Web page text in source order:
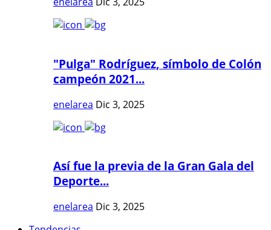
"Pulga" Rodríguez, símbolo de Colón
campeón 2021...
enelarea Dic 3, 2025
Así fue la previa de la Gran Gala del
Deporte...
enelarea Dic 3, 2025